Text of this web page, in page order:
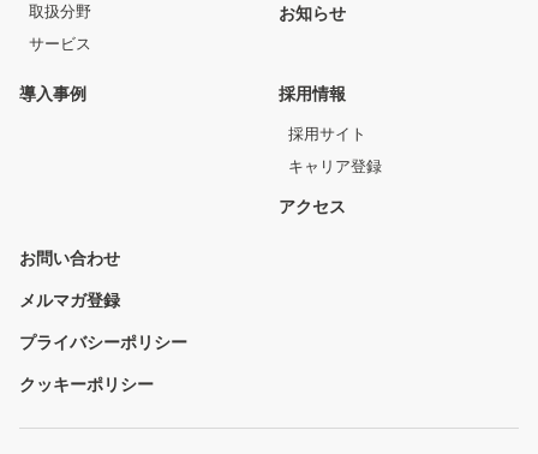
取扱分野
サービス
お知らせ
導入事例 採用情報
採用サイト
キャリア登録
アクセス
お問い合わせ
メルマガ登録
プライバシーポリシー
クッキーポリシー